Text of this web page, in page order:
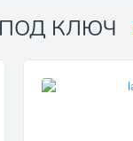
КЛЮЧ